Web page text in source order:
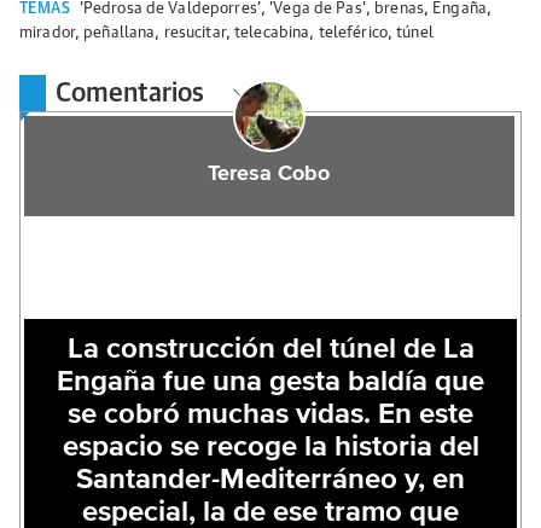
TEMAS 'Pedrosa de Valdeporres', 'Vega de Pas', brenas, Engaña,
mirador, peñallana, resucitar,telecabina, teleférico,túnel
Comentarios
Teresa Cobo
La construcción del túnel de La
Engaña fue una gesta baldía que
se cobró muchas vidas. En este
espacio se recoge la historia del
Santander-Mediterráneo y, en
especial, la de ese tramo que